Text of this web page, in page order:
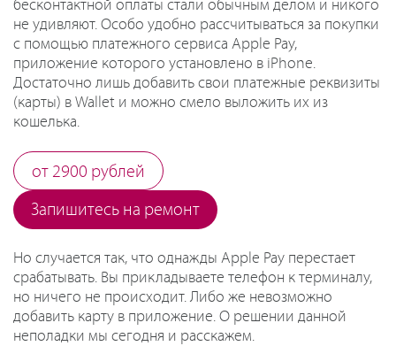
бесконтактной оплаты стали обычным делом и никого
не удивляют. Особо удобно рассчитываться за покупки
с помощью платежного сервиса Apple Pay,
приложение которого установлено в iPhone.
Достаточно лишь добавить свои платежные реквизиты
(карты) в Wallet и можно смело выложить их из
кошелька.
от 2900 рублей
Запишитесь на ремонт
Но случается так, что однажды Apple Pay перестает
срабатывать. Вы прикладываете телефон к терминалу,
но ничего не происходит. Либо же невозможно
добавить карту в приложение. О решении данной
неполадки мы сегодня и расскажем.